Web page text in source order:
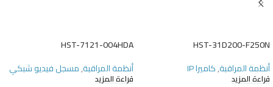
HST-31D200-F250N
أنظمة المراقبة,كاميرا IP
قراءة المزيد
HST-7121-004HDA
أنظمة المراقبة,مسجل فيديو شبكي
قراءة المزيد